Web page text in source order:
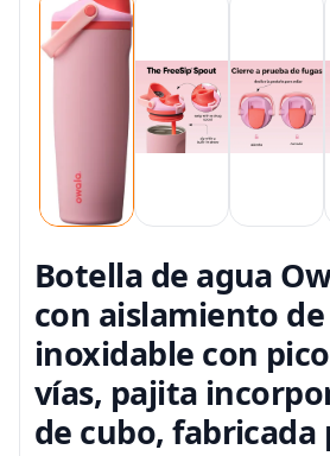
Botella de agua
con aislamiento
inoxidable con
vías, pajita
de cubo, fabricada